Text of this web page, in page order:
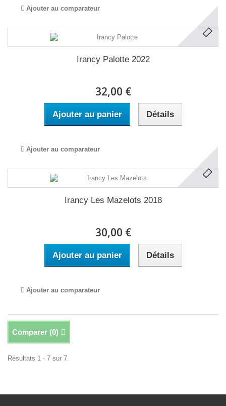
Ajouter au comparateur
Irancy Palotte 2022
32,00 €
Ajouter au panier Détails
Ajouter au comparateur
Irancy Les Mazelots 2018
30,00 €
Ajouter au panier Détails
Ajouter au comparateur
Comparer (0)
Résultats 1 - 7 sur 7.